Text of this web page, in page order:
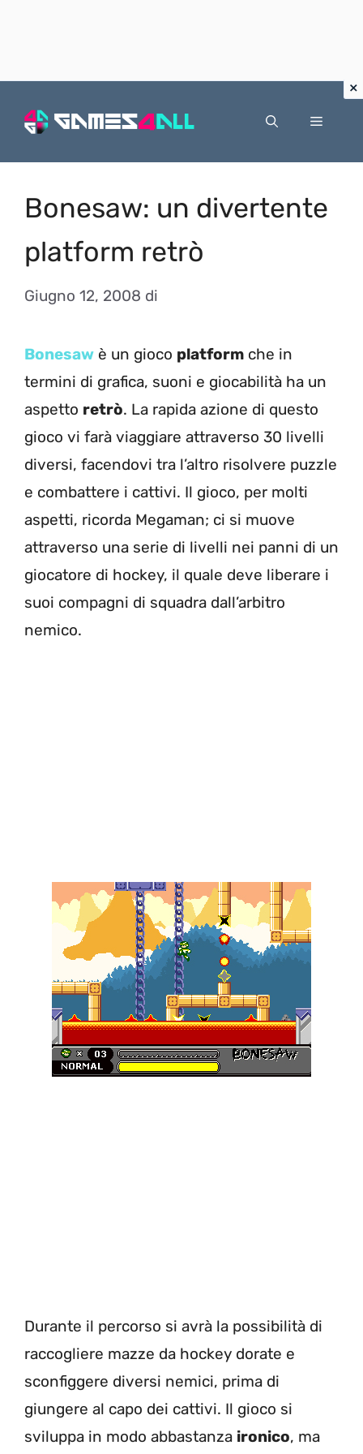
Menu
Bonesaw: un divertente
platform retrò
Giugno 12, 2008 di
Bonesaw è un gioco platform che in
termini di grafica, suoni e giocabilità ha un
aspetto retrò. La rapida azione di questo
gioco vi farà viaggiare attraverso 30 livelli
diversi, facendovi tra l’altro risolvere puzzle
e combattere i cattivi. Il gioco, per molti
aspetti, ricorda Megaman; ci si muove
attraverso una serie di livelli nei panni di un
giocatore di hockey, il quale deve liberare i
suoi compagni di squadra dall’arbitro
nemico.
Durante il percorso si avrà la possibilità di
raccogliere mazze da hockey dorate e
sconfiggere diversi nemici, prima di
giungere al capo dei cattivi. Il gioco si
sviluppa in modo abbastanza ironico, ma